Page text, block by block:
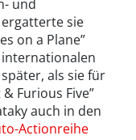
und
sie
on a Plane”
als sie für
Furious Five”
auch in den
Actionreihe